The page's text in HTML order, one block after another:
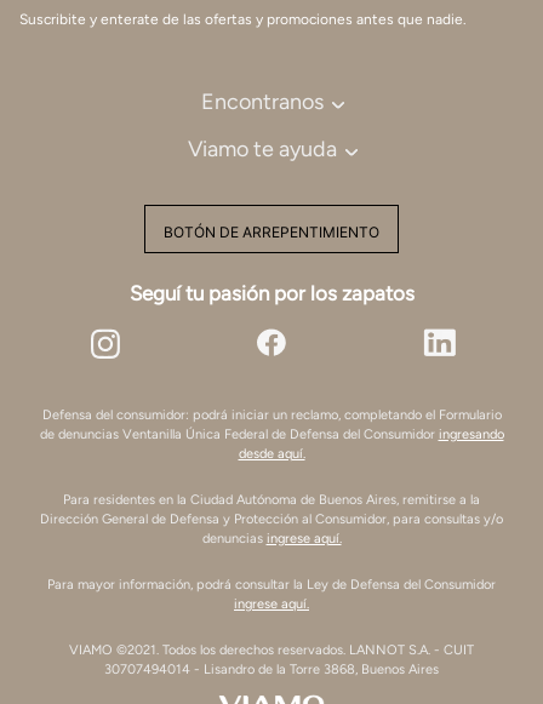
Suscribite y enterate de las ofertas y promociones antes que nadie.
Encontranos
Viamo te ayuda
BOTÓN DE ARREPENTIMIENTO
Seguí tu pasión por los zapatos
Defensa del consumidor: podrá iniciar un reclamo, completando el Formulario
de denuncias Ventanilla Única Federal de Defensa del Consumidor ingresando
desde aquí.
Para residentes en la Ciudad Autónoma de Buenos Aires, remitirse a la
Dirección General de Defensa y Protección al Consumidor, para consultas y/o
denuncias ingrese aquí.
Para mayor información, podrá consultar la Ley de Defensa del Consumidor
ingrese aquí.
VIAMO ©2021. Todos los derechos reservados. LANNOT S.A. - CUIT
30707494014 - Lisandro de la Torre 3868, Buenos Aires